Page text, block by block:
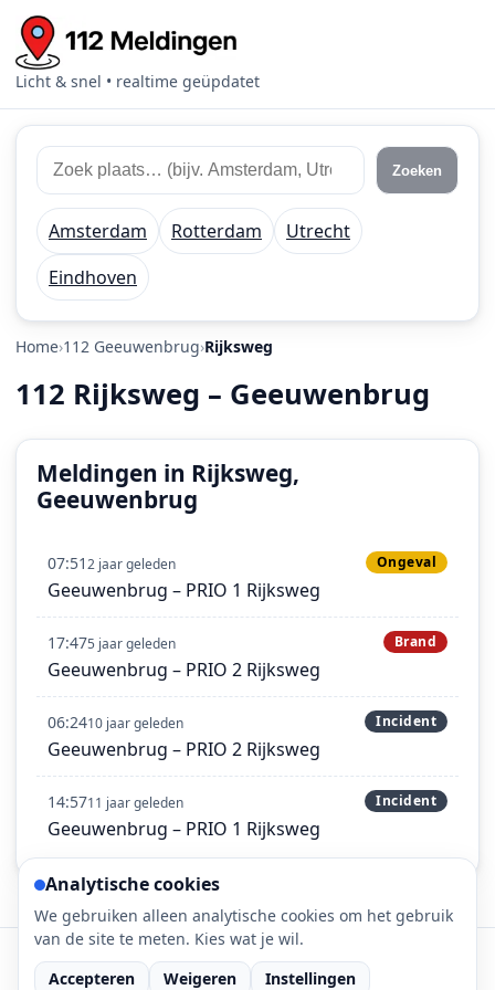
Licht & snel • realtime geüpdatet
Zoek
112
meldingen
Zoek
plaats
of
regio
Zoeken
Amsterdam Rotterdam
Utrecht
Eindhoven
Home 112 Geeuwenbrug Rijksweg
112 Rijksweg – Geeuwenbrug
Meldingen in Rijksweg,
Geeuwenbrug
07:512 jaar geleden Ongeval
Geeuwenbrug – PRIO 1 Rijksweg
17:475 jaar geleden Brand
Geeuwenbrug – PRIO 2 Rijksweg
06:2410 jaar geleden Incident
Geeuwenbrug – PRIO 2 Rijksweg
14:5711 jaar geleden Incident
Geeuwenbrug – PRIO 1 Rijksweg
112-meldingen.nl • 112 meldingen is onderdeel
van DaLec.
Analytische cookies
We gebruiken alleen analytische cookies om het gebruik
van de site te meten. Kies wat je wil.
Accepteren
Weigeren Instellingen